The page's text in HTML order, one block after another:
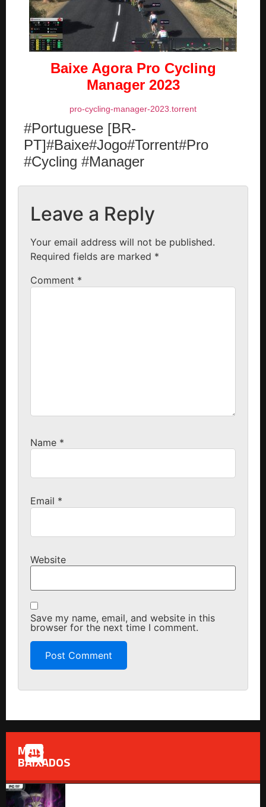
Baixe AgoraPro Cycling
Manager 2023
pro-cycling-manager-2023.torrent
#Portuguese [BR-
PT]#Baixe#Jogo#Torrent#Pro
#Cycling #Manager
Leave a Reply
Your email address will not be published.
Required fields are marked *
Comment *
Name *
Email *
Website
Save my name, email, and website in this
browser for the next time I comment.
MAIS
BAIXADOS